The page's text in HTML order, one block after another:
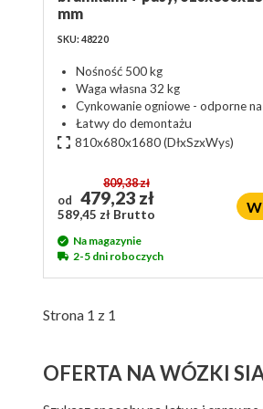
mm
SKU: 48220
Nośność 500 kg
Waga własna 32 kg
Cynkowanie ogniowe - odporne
Łatwy do demontażu
810x680x1680(DłxSzxWys)
od
809,38 zł
479,23 zł
589,45 zł Brutto
Na magazynie
2-5 dni roboczych
Strona 1 z 1
OFERTA NA WÓZKI